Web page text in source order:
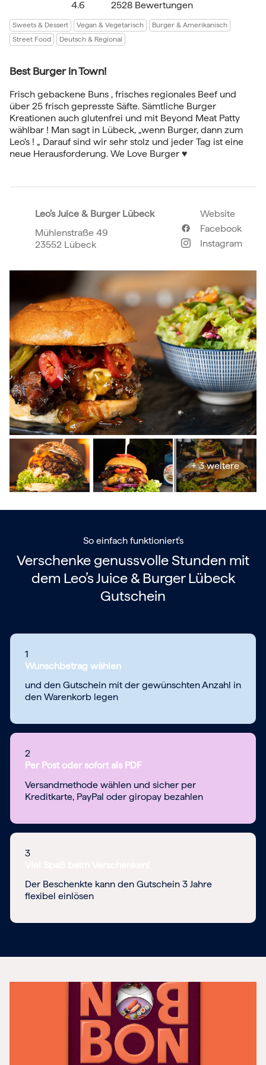
4.6 2528 Bewertungen
Sweets & Dessert Vegan & Vegetarisch
Burger & Amerikanisch
Street Food
Deutsch & Regional
Best Burger in Town!
Frisch gebackene Buns , frisches regionales Beef und
über 25 frisch gepresste Säfte. Sämtliche Burger
Kreationen auch glutenfrei und mit Beyond Meat Patty
wählbar ! Man sagt in Lübeck, „wenn Burger, dann zum
Leo‘s ! „ Darauf sind wir sehr stolz und jeder Tag ist eine
neue Herausforderung. We Love Burger ♥️
Leo’s Juice & Burger Lübeck
Mühlenstraße 49
23552 Lübeck
Website
Facebook
Instagram
+ 3 weitere
So einfach funktioniert's
Verschenke genussvolle Stunden mit
dem Leo’s Juice & Burger Lübeck
Gutschein
1
Wunschbetrag wählen
und den Gutschein mit der gewünschten Anzahl in
den Warenkorb legen
2
Per Post oder sofort als PDF
Versandmethode wählen und sicher per
Kreditkarte, PayPal oder giropay bezahlen
3
Der Beschenkte kann den Gutschein 3 Jahre
flexibel einlösen